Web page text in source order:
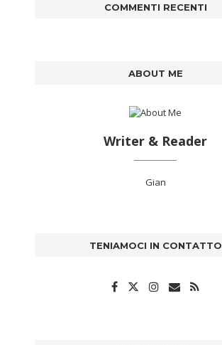
COMMENTI RECENTI
ABOUT ME
Writer & Reader
Gian
TENIAMOCI IN CONTATTO